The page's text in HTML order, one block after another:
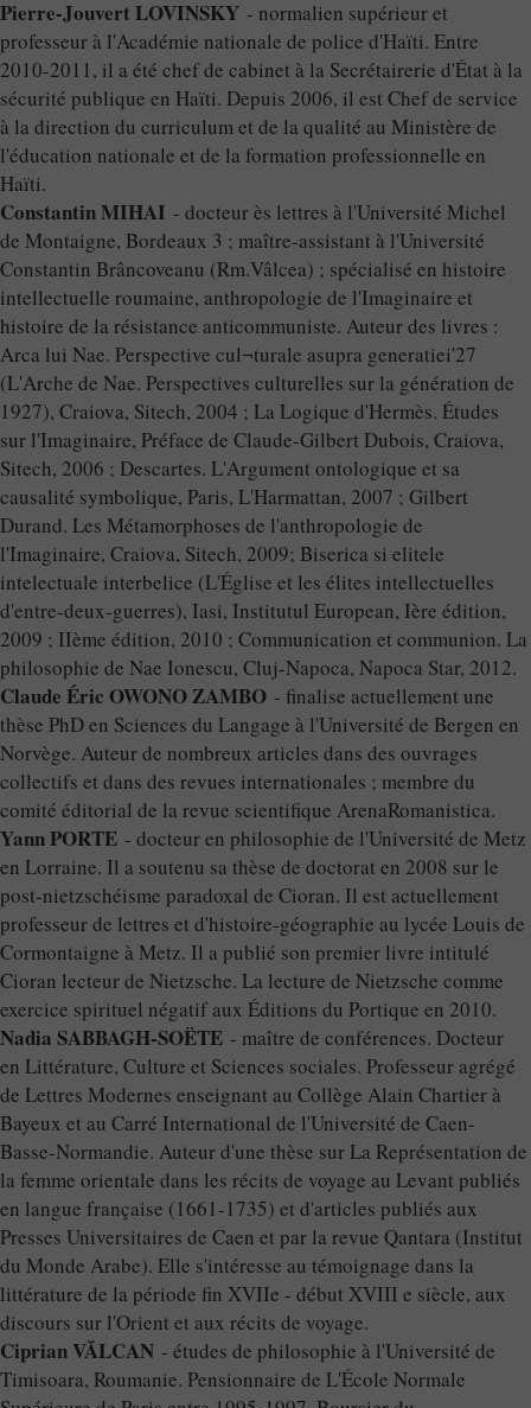
Pierre-Jouvert LOVINSKY - normalien supérieur et
professeur à l'Académie nationale de police d'Haïti. Entre
2010-2011, il a été chef de cabinet à la Secrétairerie d'État à la
sécurité publique en Haïti. Depuis 2006, il est Chef de service
à la direction du curriculum et de la qualité au Ministère de
l'éducation nationale et de la formation professionnelle en
Haïti.
Constantin MIHAI - docteur ès lettres à l'Université Michel
de Montaigne, Bordeaux 3 ; maître-assistant à l'Université
Constantin Brâncoveanu (Rm.Vâlcea) ; spécialisé en histoire
intellectuelle roumaine, anthropologie de l'Imaginaire et
histoire de la résistance anticommuniste. Auteur des livres :
Arca lui Nae. Perspective cul¬turale asupra generatiei'27
(L'Arche de Nae. Perspectives culturelles sur la génération de
1927), Craiova, Sitech, 2004 ; La Logique d'Hermès. Études
sur l'Imaginaire, Préface de Claude-Gilbert Dubois, Craiova,
Sitech, 2006 ; Descartes. L'Argument ontologique et sa
causalité symbolique, Paris, L'Harmattan, 2007 ; Gilbert
Durand. Les Métamorphoses de l'anthropologie de
l'Imaginaire, Craiova, Sitech, 2009; Biserica si elitele
intelectuale interbelice (L'Église et les élites intellectuelles
d'entre-deux-guerres), Iasi, Institutul European, Ière édition,
2009 ; IIème édition, 2010 ; Communication et communion. La
philosophie de Nae Ionescu, Cluj-Napoca, Napoca Star, 2012.
Claude Éric OWONO ZAMBO - finalise actuellement une
thèse PhD en Sciences du Langage à l'Université de Bergen en
Norvège. Auteur de nombreux articles dans des ouvrages
collectifs et dans des revues internationales ; membre du
comité éditorial de la revue scientifique ArenaRomanistica.
Yann PORTE - docteur en philosophie de l'Université de Metz
en Lorraine. Il a soutenu sa thèse de doctorat en 2008 sur le
post-nietzschéisme paradoxal de Cioran. Il est actuellement
professeur de lettres et d'histoire-géographie au lycée Louis de
Cormontaigne à Metz. Il a publié son premier livre intitulé
Cioran lecteur de Nietzsche. La lecture de Nietzsche comme
exercice spirituel négatif aux Éditions du Portique en 2010.
Nadia SABBAGH-SOËTE - maître de conférences. Docteur
en Littérature, Culture et Sciences sociales. Professeur agrégé
de Lettres Modernes enseignant au Collège Alain Chartier à
Bayeux et au Carré International de l'Université de Caen-
Basse-Normandie. Auteur d'une thèse sur La Représentation de
la femme orientale dans les récits de voyage au Levant publiés
en langue française (1661-1735) et d'articles publiés aux
Presses Universitaires de Caen et par la revue Qantara (Institut
du Monde Arabe). Elle s'intéresse au témoignage dans la
littérature de la période fin XVIIe - début XVIII e siècle, aux
discours sur l'Orient et aux récits de voyage.
Ciprian VĂLCAN - études de philosophie à l'Université de
Timisoara, Roumanie. Pensionnaire de L'École Normale